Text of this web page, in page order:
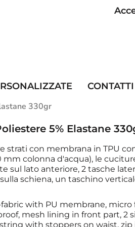
CONTATTI
330gr
5% Elastane
strati con membrana in TPU
colonna d'acqua), le
sul lato anteriore, 2 tasche
schiena, un taschino
with PU membrane, micro
mesh lining in front part, 2
with stoppers on waist,